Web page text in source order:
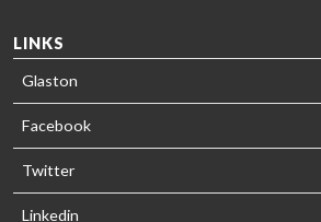
LINKS
Glaston
Facebook
Twitter
Linkedin